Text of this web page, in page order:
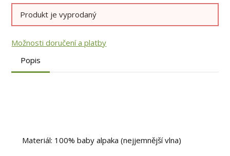
Produkt je vyprodaný
Možnosti doručení a platby
Popis
Materiál: 100% baby alpaka (nejjemnější vlna)